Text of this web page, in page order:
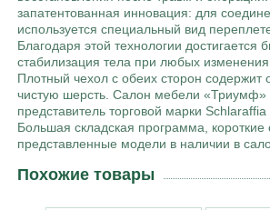
запатентованная инновация: для
используется специальный вид
Благодаря этой технологии достигается
стабилизация тела при любых
Плотный чехол с обеих сторон содержит
чистую шерсть. Салон мебели
представитель торговой марки Schlaraffia
Большая складская программа, короткие
представленные модели в наличии в
Похожие товары